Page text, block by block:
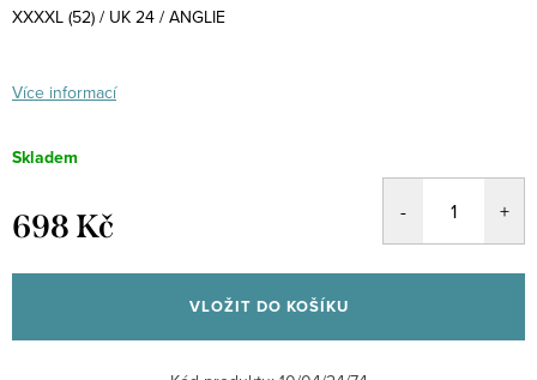
XXXXL (52) / UK 24 / ANGLIE
Více informací
Skladem
698 Kč
cena:
VLOŽIT DO KOŠÍKU